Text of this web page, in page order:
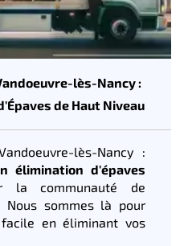
lès-Nancy :
de Haut Niveau
lès-Nancy :
élimination d'épaves
communauté de
Nous sommes là pour
en éliminant vos